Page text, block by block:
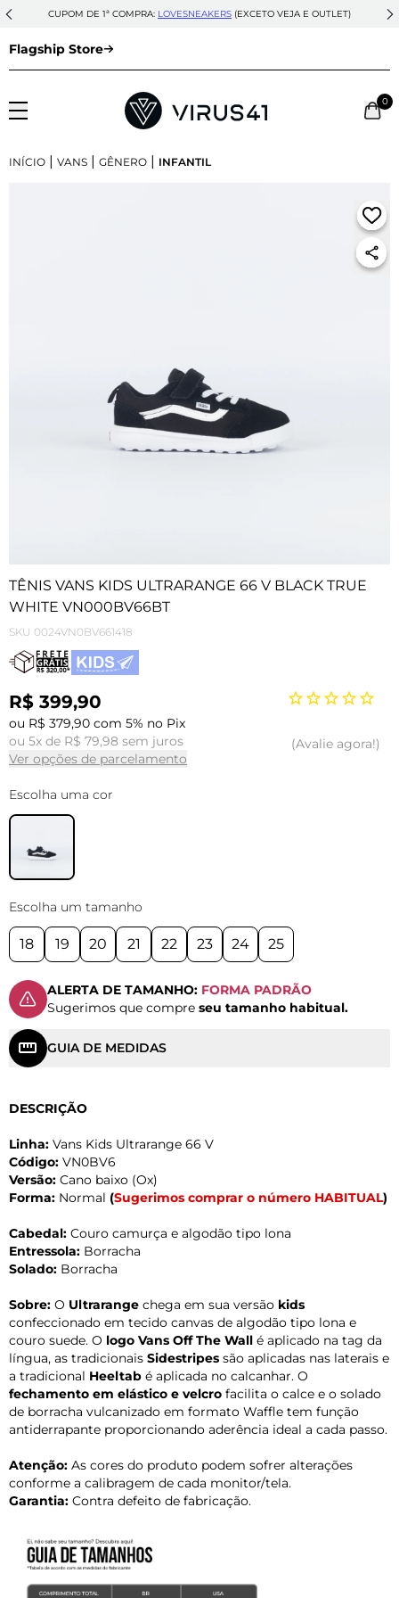
CUPOM DE 1ª COMPRA: LOVESNEAKERS (EXCETO VEJA E OUTLET)
Flagship Store
0
INÍCIO | VANS | GÊNERO | INFANTIL
TÊNIS VANS KIDS ULTRARANGE 66 V BLACK TRUE
WHITE VN000BV66BT
SKU 0024VN0BV661418
R$ 399,90
ou R$ 379,90 com 5% no Pix
ou 5x de R$ 79,98 sem juros
Ver opções de parcelamento
Avalie agora!
Escolha uma cor
Escolha um tamanho
18 19 20 21 22 23 24 25
ALERTA DE TAMANHO: FORMA PADRÃO
Sugerimos que compre seu tamanho habitual.
GUIA DE MEDIDAS
DESCRIÇÃO
Linha: Vans Kids Ultrarange 66 V
Código: VN0BV6
Versão: Cano baixo (Ox)
Forma: Normal (Sugerimos comprar o número HABITUAL)
Cabedal: Couro camurça e algodão tipo lona
Entressola: Borracha
Solado: Borracha
Sobre: O Ultrarange chega em sua versão kids
confeccionado em tecido canvas de algodão tipo lona e
couro suede. O logo Vans Off The Wall é aplicado na tag da
língua, as tradicionais Sidestripes são aplicadas nas laterais e
a tradicional Heeltab é aplicada no calcanhar. O
fechamento em elástico e velcro facilita o calce e o solado
de borracha vulcanizado em formato Waffle tem função
antiderrapante proporcionando aderência ideal a cada passo.
Atenção: As cores do produto podem sofrer alterações
conforme a calibragem de cada monitor/tela.
Garantia: Contra defeito de fabricação.